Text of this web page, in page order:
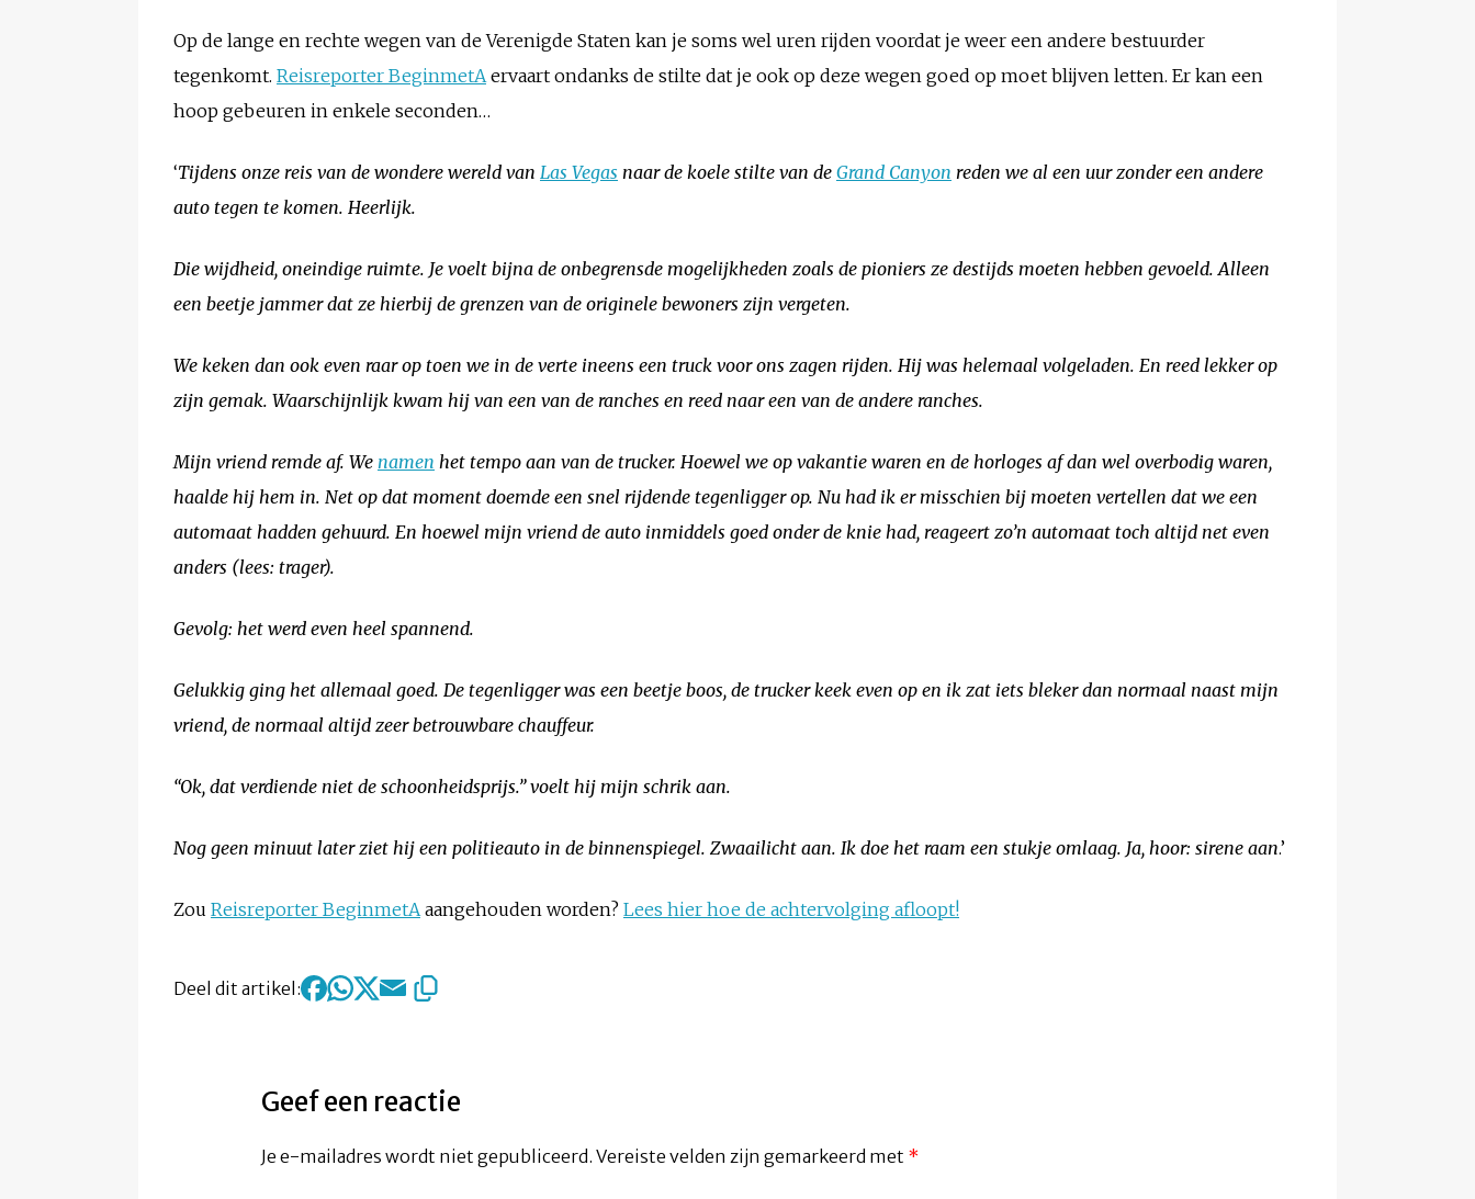
Op de lange en rechte wegen van de Verenigde Staten kan je soms wel uren rijden voordat je weer een andere bestuurder
tegenkomt. Reisreporter BeginmetA ervaart ondanks de stilte dat je ook op deze wegen goed op moet blijven letten. Er kan een
hoop gebeuren in enkele seconden…
‘Tijdens onze reis van de wondere wereld van Las Vegas naar de koele stilte van de Grand Canyon reden we al een uur zonder een andere
auto tegen te komen. Heerlijk.
Die wijdheid, oneindige ruimte. Je voelt bijna de onbegrensde mogelijkheden zoals de pioniers ze destijds moeten hebben gevoeld. Alleen
een beetje jammer dat ze hierbij de grenzen van de originele bewoners zijn vergeten.
We keken dan ook even raar op toen we in de verte ineens een truck voor ons zagen rijden. Hij was helemaal volgeladen. En reed lekker op
zijn gemak. Waarschijnlijk kwam hij van een van de ranches en reed naar een van de andere ranches.
Mijn vriend remde af. We namen het tempo aan van de trucker. Hoewel we op vakantie waren en de horloges af dan wel overbodig waren,
haalde hij hem in. Net op dat moment doemde een snel rijdende tegenligger op. Nu had ik er misschien bij moeten vertellen dat we een
automaat hadden gehuurd. En hoewel mijn vriend de auto inmiddels goed onder de knie had, reageert zo’n automaat toch altijd net even
anders (lees: trager).
Gevolg: het werd even heel spannend.
Gelukkig ging het allemaal goed. De tegenligger was een beetje boos, de trucker keek even op en ik zat iets bleker dan normaal naast mijn
vriend, de normaal altijd zeer betrouwbare chauffeur.
“Ok, dat verdiende niet de schoonheidsprijs.” voelt hij mijn schrik aan.
Nog geen minuut later ziet hij een politieauto in de binnenspiegel. Zwaailicht aan. Ik doe het raam een stukje omlaag. Ja, hoor: sirene aan.’
Zou Reisreporter BeginmetA aangehouden worden? Lees hier hoe de achtervolging afloopt!
Deel dit artikel:
Geef een reactie
Je e-mailadres wordt niet gepubliceerd. Vereiste velden zijn gemarkeerd met *